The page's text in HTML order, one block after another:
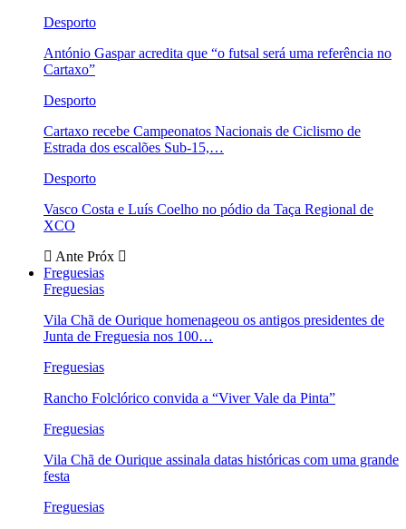
Desporto
António Gaspar acredita que “o futsal será uma referência no
Cartaxo”
Desporto
Cartaxo recebe Campeonatos Nacionais de Ciclismo de
Estrada dos escalões Sub-15,…
Desporto
Vasco Costa e Luís Coelho no pódio da Taça Regional de
XCO
Ante Próx
Freguesias
Freguesias
Vila Chã de Ourique homenageou os antigos presidentes de
Junta de Freguesia nos 100…
Freguesias
Rancho Folclórico convida a “Viver Vale da Pinta”
Freguesias
Vila Chã de Ourique assinala datas históricas com uma grande
festa
Freguesias